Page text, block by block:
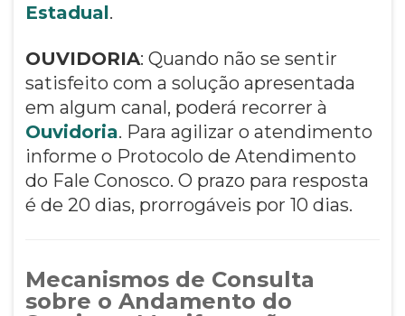
Estadual.
OUVIDORIA: Quando não se sentir
satisfeito com a solução apresentada
em algum canal, poderá recorrer à
Ouvidoria. Para agilizar o atendimento
informe o Protocolo de Atendimento
do Fale Conosco. O prazo para resposta
é de 20 dias, prorrogáveis por 10 dias.
Mecanismos de Consulta
sobre o Andamento do